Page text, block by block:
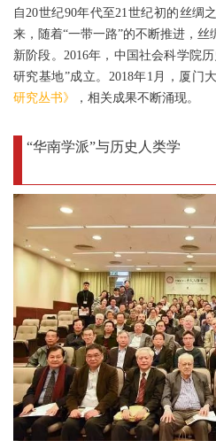
自20世纪90年代至21世纪初的丝绸
来，随着“一带一路”的不断推进，
新阶段。2016年，中国社会科学院
研究基地”成立。2018年1月，厦门
研究丛书》
，相关成果不断涌现。
“华南学派”与历史人类学